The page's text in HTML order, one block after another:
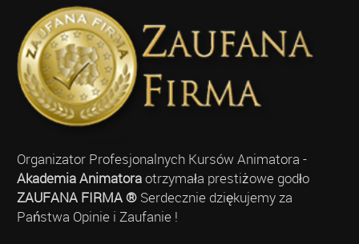
Organizator Profesjonalnych Kursów Animatora -
Akademia Animatoraotrzymała prestiżowe godło
ZAUFANA FIRMA ®Serdecznie dziękujemy za
Państwa Opinie i Zaufanie !